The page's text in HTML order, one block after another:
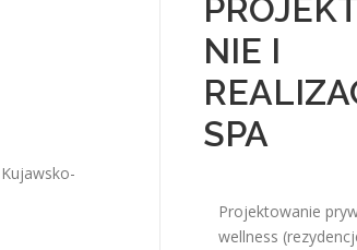
NIE I
SPA
Projektowanie
wellness